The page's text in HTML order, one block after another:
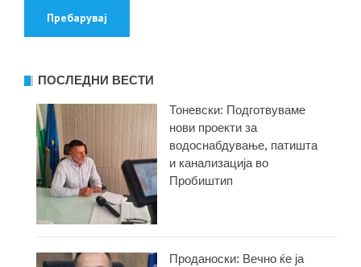
ПОСЛЕДНИ ВЕСТИ
Тоневски: Подготвуваме
нови проекти за
водоснабдување, патишта
и канализација во
Пробиштип
Проданоски: Вечно ќе ја